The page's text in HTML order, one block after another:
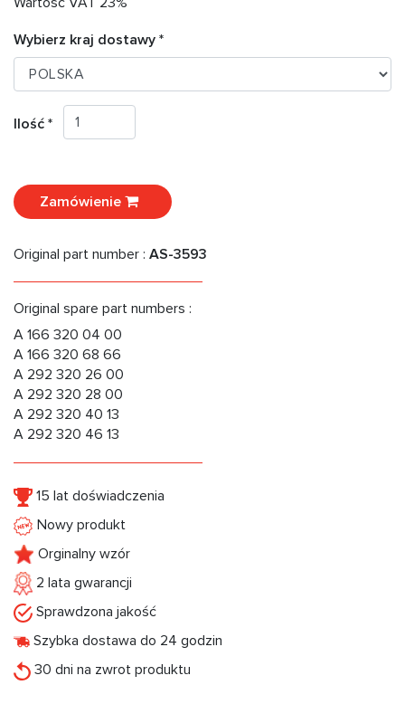
Wybierz kraj dostawy *
Ilość *
Zamówienie
Original part number : AS-3593
Original spare part numbers :
A 166 320 04 00
A 166 320 68 66
A 292 320 26 00
A 292 320 28 00
A 292 320 40 13
A 292 320 46 13
15 lat doświadczenia
Nowy produkt
Orginalny wzór
2 lata gwarancji
Sprawdzona jakość
Szybka dostawa do 24 godzin
30 dni na zwrot produktu